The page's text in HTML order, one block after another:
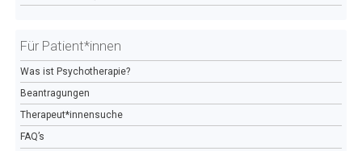
Für Patient*innen
Was ist Psychotherapie?
Beantragungen
Therapeut*innensuche
FAQ’s